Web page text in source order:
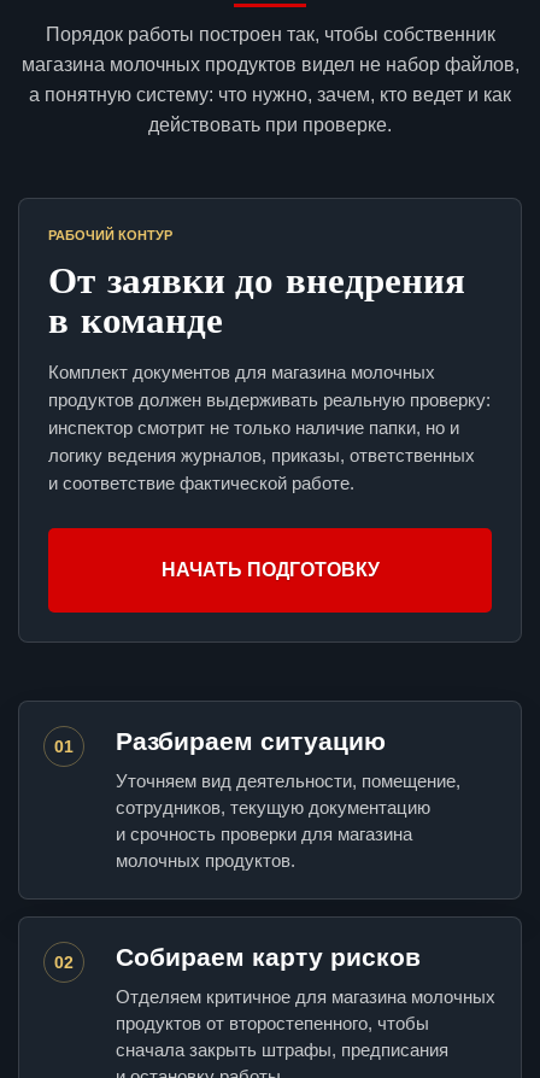
Порядок работы построен так, чтобы собственник
магазина молочных продуктов видел не набор файлов,
а понятную систему: что нужно, зачем, кто ведет и как
действовать при проверке.
РАБОЧИЙ КОНТУР
От заявки до внедрения
в команде
Комплект документов для магазина молочных
продуктов должен выдерживать реальную проверку:
инспектор смотрит не только наличие папки, но и
логику ведения журналов, приказы, ответственных
и соответствие фактической работе.
НАЧАТЬ ПОДГОТОВКУ
01 Разбираем ситуацию
Уточняем вид деятельности, помещение,
сотрудников, текущую документацию
и срочность проверки для магазина
молочных продуктов.
02 Собираем карту рисков
Отделяем критичное для магазина молочных
продуктов от второстепенного, чтобы
сначала закрыть штрафы, предписания